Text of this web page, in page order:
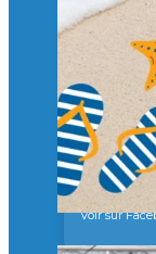
Merci à
🎯 Taxe
un
À l’Isep,
Mastères
valeurs
...Voir plus
il y a 2 mois
Voir sur